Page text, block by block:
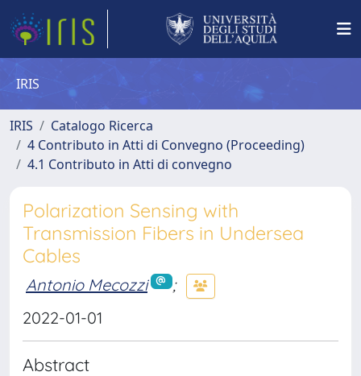
IRIS
IRIS
Catalogo Ricerca
4 Contributo in Atti di Convegno (Proceeding)
4.1 Contributo in Atti di convegno
Polarization Sensing with
Transmission Fibers in Undersea
Cables
Antonio Mecozzi
;
2022-01-01
Abstract